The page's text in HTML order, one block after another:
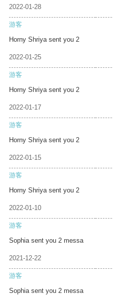
2022-01-28
游客
Horny Shriya sent you 2
2022-01-25
游客
Horny Shriya sent you 2
2022-01-17
游客
Horny Shriya sent you 2
2022-01-15
游客
Horny Shriya sent you 2
2022-01-10
游客
Sophia sent you 2 messa
2021-12-22
游客
Sophia sent you 2 messa